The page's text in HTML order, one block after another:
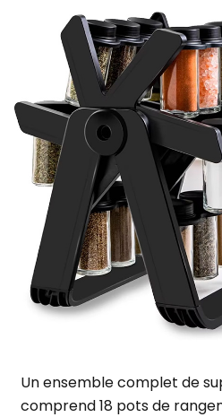
Un ensemble complet de
comprend 18 pots de